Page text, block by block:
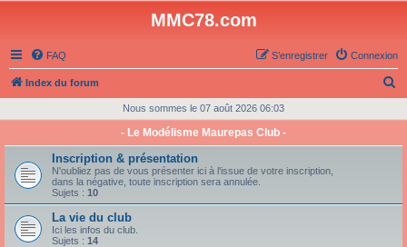
MMC78.com
FAQ Connexion
S’enregistrer
Index du forum
h
Nous sommes le 07 août 2026 06:03
- Le Modélisme Maurepas Club -
Inscription & présentation
N'oubliez pas de vous présenter ici à l'issue de votre inscription,
dans la négative, toute inscription sera annulée.
Sujets : 10
La vie du club
Ici les infos du club.
Sujets : 14